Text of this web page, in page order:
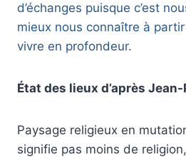
d’échanges puisque c’est
mieux nous connaître à
vivre en profondeur.
État des lieux d’après
Paysage religieux en
signifie pas moins de